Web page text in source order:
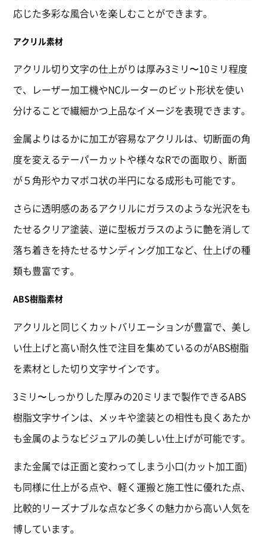
応じた多彩な風合いを楽しむことができます。
アクリル素材
アクリル切り文字の仕上がりは厚み3ミリ〜10ミリ程度
で、レーザー加工機やNCルーターのビット形状を使い
分けることで繊細かつ上品なイメージを表現できます。
金属よりはるかに加工が容易なアクリルは、切断面の角
度を変えるテーパーカットや様々なRでの面取り、断面
が５角形やカマボコ状の半円になる成形も可能です。
さらに透明感のあるアクリルにガラスのような光沢をも
たせるクリア塗装、逆に型板ガラスのように艶を消して
落ち着きを持たせるサンディング加工など、仕上げの種
類も豊富です。
ABS樹脂素材
アクリルと同じくカットバリエーションが豊富で、美し
い仕上げと高い耐久性で注目を集めているのがABS樹脂
を素材とした切り文字サインです。
3ミリ〜しっかりした厚みの20ミリまで製作できるABS
樹脂文字サインは、メッキや塗装との相性も良くあたか
も金属のようなビジュアルの美しい仕上げが可能です。
また金属では正面と変わってしまう小口(カット加工面)
も同様に仕上がる点や、軽く運搬と施工性に優れた点、
比較的リーズナブルな点など多くの魅力から高い人気を
博しています。